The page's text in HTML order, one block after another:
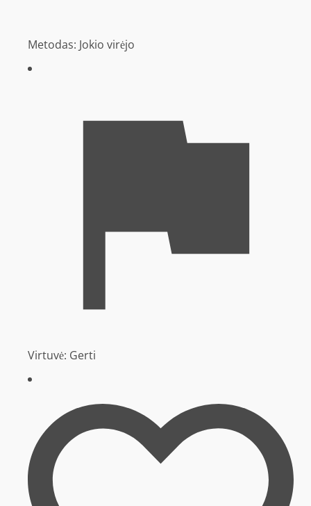
Metodas: Jokio virėjo
Virtuvė: Gerti